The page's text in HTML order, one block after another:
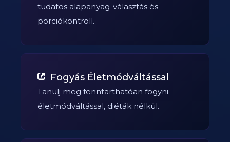
tudatos alapanyag-választás és
porciókontroll.
Fogyás Életmódváltással
Tanulj meg fenntarthatóan fogyni
életmódváltással, diéták nélkül.